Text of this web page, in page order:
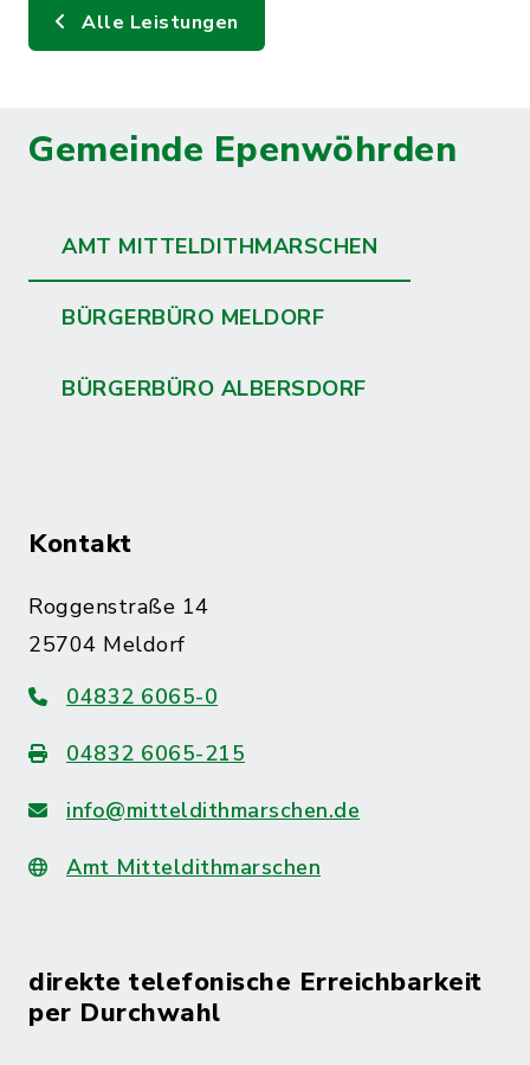
Alle Leistungen
Gemeinde Epenwöhrden
AMT MITTELDITHMARSCHEN
BÜRGERBÜRO MELDORF
BÜRGERBÜRO ALBERSDORF
Kontakt
Roggenstraße 14
25704 Meldorf
04832 6065-0
04832 6065-215
info@mitteldithmarschen.de
Amt Mitteldithmarschen
direkte telefonische Erreichbarkeit
per Durchwahl